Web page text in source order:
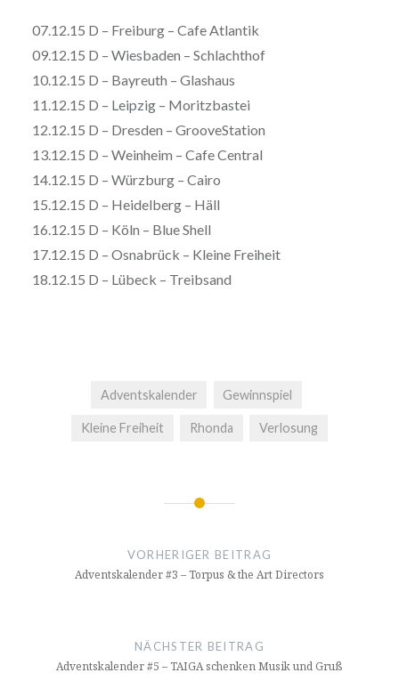
07.12.15 D – Freiburg – Cafe Atlantik
09.12.15 D – Wiesbaden – Schlachthof
10.12.15 D – Bayreuth – Glashaus
11.12.15 D – Leipzig – Moritzbastei
12.12.15 D – Dresden – GrooveStation
13.12.15 D – Weinheim – Cafe Central
14.12.15 D – Würzburg – Cairo
15.12.15 D – Heidelberg – Häll
16.12.15 D – Köln – Blue Shell
17.12.15 D – Osnabrück – Kleine Freiheit
18.12.15 D – Lübeck – Treibsand
Adventskalender Gewinnspiel
Kleine Freiheit Rhonda Verlosung
NavigationVORHERIGER BEITRAG
Adventskalender #3 – Torpus & the Art Directors
NÄCHSTER BEITRAG
Adventskalender #5 – TAIGA schenken Musik und Gruß